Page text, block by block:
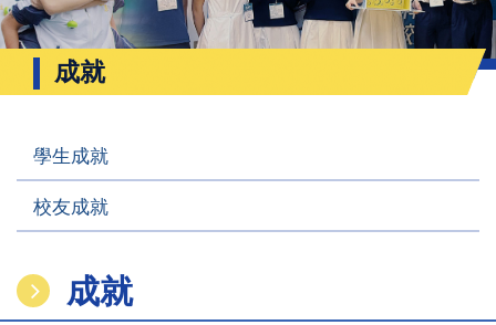
成就
學生成就
校友成就
成就